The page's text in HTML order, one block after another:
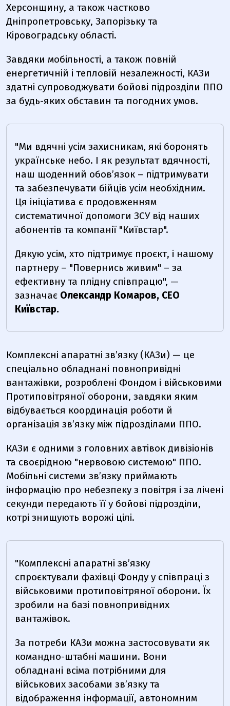
Херсонщину, а також частково
Дніпропетровську, Запорізьку та
Кіровоградську області.
Завдяки мобільності, а також повній
енергетичній і тепловій незалежності, КАЗи
здатні супроводжувати бойові підрозділи ППО
за будь-яких обставин та погодних умов.
"Ми вдячні усім захисникам, які боронять
українське небо. І як результат вдячності,
наш щоденний обов’язок – підтримувати
та забезпечувати бійців усім необхідним.
Ця ініціатива є продовженням
систематичної допомоги ЗСУ від наших
абонентів та компанії "Київстар".
Дякую усім, хто підтримує проєкт, і нашому
партнеру – "Повернись живим" – за
ефективну та плідну співпрацю", —
зазначає Олександр Комаров, СЕО
Київстар.
Комплексні апаратні зв’язку (КАЗи) — це
спеціально обладнані повнопривідні
вантажівки, розроблені Фондом і військовими
Протиповітряної оборони, завдяки яким
відбувається координація роботи й
організація звʼязку між підрозділами ППО.
КАЗи є одними з головних автівок дивізіонів
та своєрідною "нервовою системою" ППО.
Мобільні системи зв’язку приймають
інформацію про небезпеку з повітря і за лічені
секунди передають її у бойові підрозділи,
котрі знищують ворожі цілі.
"Комплексні апаратні зв’язку
спроєктували фахівці Фонду у співпраці з
військовими протиповітряної оборони. Їх
зробили на базі повнопривідних
вантажівок.
За потреби КАЗи можна застосовувати як
командно-штабні машини. Вони
обладнані всіма потрібними для
військових засобами звʼязку та
відображення інформації, автономним